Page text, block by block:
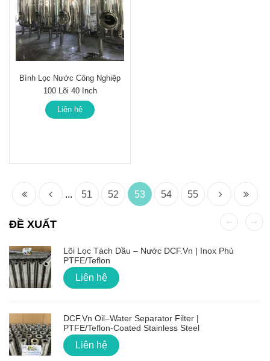
Bình Lọc Nước Công Nghiệp
100 Lõi 40 Inch
Liên hệ
... 51 52 53 54 55
ĐỀ XUẤT
Lõi Lọc Tách Dầu – Nước DCF.vn | Inox Phủ
PTFE/Teflon
Liên hệ
DCF.vn Oil–Water Separator Filter |
PTFE/Teflon‑Coated Stainless Steel
Liên hệ